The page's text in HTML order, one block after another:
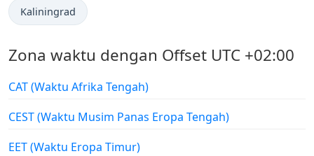
Kaliningrad
Zona waktu dengan Offset UTC +02:00
CAT (Waktu Afrika Tengah)
CEST (Waktu Musim Panas Eropa Tengah)
EET (Waktu Eropa Timur)